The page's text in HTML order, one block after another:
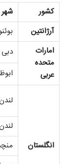
کشور
شهر
آرژانتین
امارات
متحده
عربی
دبی
انگلستان